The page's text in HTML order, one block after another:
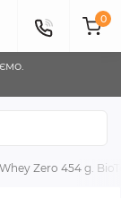
0
Zero 454 g.